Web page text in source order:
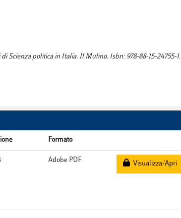
Scienza politica in Italia. Il Mulino. Isbn: 978-88-15-24755-1.
Formato
Adobe PDF Visualizza/Apri